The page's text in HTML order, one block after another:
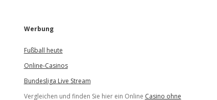
Werbung
Fußball heute
Online-Casinos
Bundesliga Live Stream
Vergleichen und finden Sie hier ein Online Casino ohne